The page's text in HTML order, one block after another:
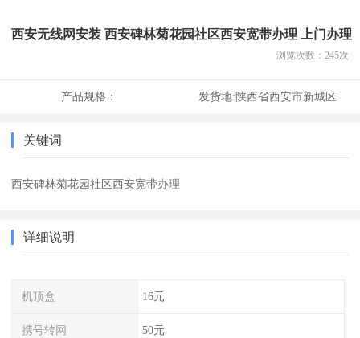
西安无线网安装 西安碑林菊花园社区西安宽带办理 上门办理
浏览次数： 245次
产品规格： 发货地:陕西省西安市新城区
关键词
西安碑林菊花园社区西安宽带办理
详细说明
机顶盒 16元
携号转网 50元